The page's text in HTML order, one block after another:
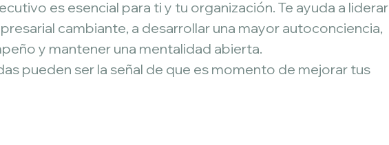
es esencial para ti y tu organización. Te ayuda a liderar
cambiante, a desarrollar una mayor autoconciencia,
y mantener una mentalidad abierta.
pueden ser la señal de que es momento de mejorar tus